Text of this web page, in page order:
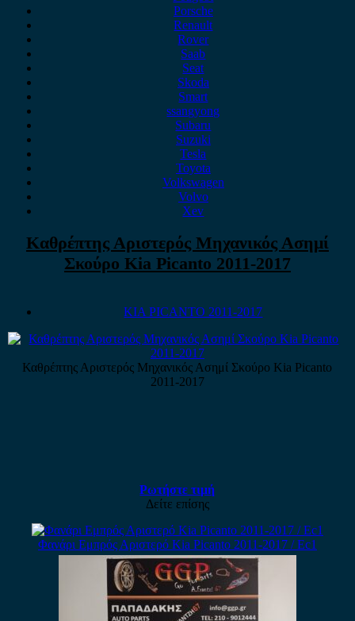
Porsche
Renault
Rover
Saab
Seat
Skoda
Smart
ssangyong
Subaru
Suzuki
Tesla
Toyota
Volkswagen
Volvo
Xev
Καθρέπτης Αριστερός Μηχανικός Ασημί
Σκούρο Kia Picanto 2011-2017
KIA PICANTO 2011-2017
Καθρέπτης Αριστερός Μηχανικός Ασημί Σκούρο Kia Picanto
2011-2017
Ρωτήστε τιμή
Δείτε επίσης
Φανάρι Εμπρός Αριστερό Kia Picanto 2011-2017 / Εc1